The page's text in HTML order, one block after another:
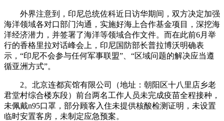
外界注意到，印尼总统佐科近日访华期间，双方决定加强
海洋领域各对口部门沟通，实施好海上合作基金项目，深挖海
洋经济潜力，并签署了海洋等领域合作文件。而在此前6月举
行的香格里拉对话峰会上，印尼国防部长普拉博沃明确表
示，“印尼不会参与任何军事联盟”、“区域问题的解决应当遵
循亚洲方式”。
2。北京连都宾馆有限公司（地址：朝阳区十八里店乡老
君堂村综合楼东段）前台两名工作人员未完成疫苗全程接种，
未佩戴n95口罩，部分顾客入住未提供核酸检测证明，未设置
临时安置客房，未制定应急预案。